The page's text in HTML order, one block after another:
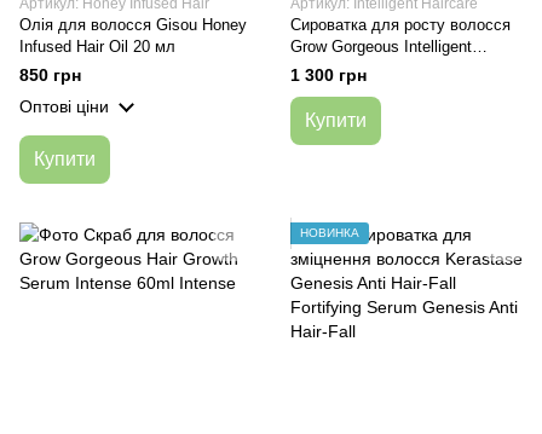
Артикул: Honey Infused Hair
Олія для волосся Gisou Honey
Infused Hair Oil 20 мл
850 грн
Оптові ціни
Купити
Артикул: Intelligent Haircare
Сироватка для росту волосся
Grow Gorgeous Intelligent
Haircare Original 60 ml
1 300 грн
Купити
НОВИНКА